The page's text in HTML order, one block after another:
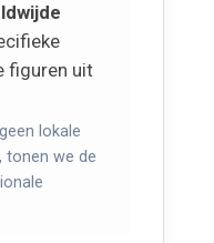
figuren uit
lokale
tonen we de